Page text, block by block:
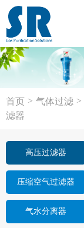
首页 > 气体过滤 >
滤器
高压过滤器
压缩空气过滤器
气水分离器